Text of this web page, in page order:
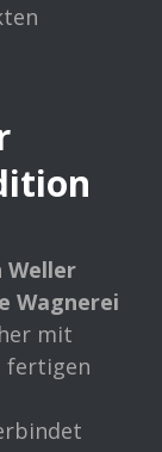
Weller
Wagnerei
mit
fertigen